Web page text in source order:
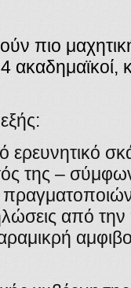
πιο
ερευνητικό
της –
από την